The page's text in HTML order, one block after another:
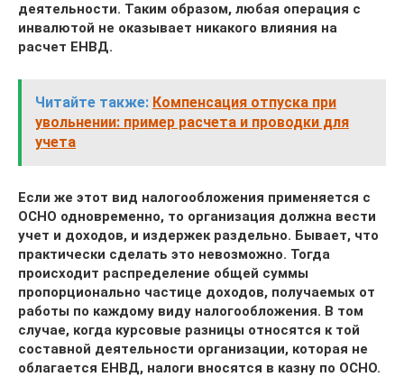
деятельности. Таким образом, любая операция с
инвалютой не оказывает никакого влияния на
расчет ЕНВД.
Читайте также: Компенсация отпуска при
увольнении: пример расчета и проводки для
учета
Если же этот вид налогообложения применяется с
ОСНО одновременно, то организация должна вести
учет и доходов, и издержек раздельно. Бывает, что
практически сделать это невозможно. Тогда
происходит распределение общей суммы
пропорционально частице доходов, получаемых от
работы по каждому виду налогообложения. В том
случае, когда курсовые разницы относятся к той
составной деятельности организации, которая не
облагается ЕНВД, налоги вносятся в казну по ОСНО.